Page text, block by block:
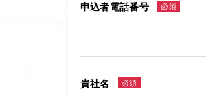
申込者電話番号 必須
貴社名 必須